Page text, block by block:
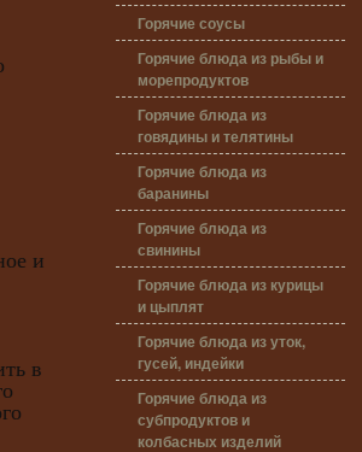
и
в
Горячие соусы
Горячие блюда из рыбы и
морепродуктов
Горячие блюда из
говядины и телятины
Горячие блюда из
баранины
Горячие блюда из
свинины
Горячие блюда из курицы
и цыплят
Горячие блюда из уток,
гусей, индейки
Горячие блюда из
субпродуктов и
колбасных изделий